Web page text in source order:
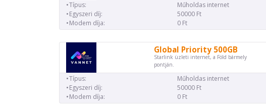
Típus:
Műholdas internet
Egyszeri díj:
50000 Ft
Modem díja:
0 Ft
Global Priority 500GB
Starlink üzleti internet, a Föld bármely
pontján.
Típus:
Műholdas internet
Egyszeri díj:
50000 Ft
Modem díja:
0 Ft